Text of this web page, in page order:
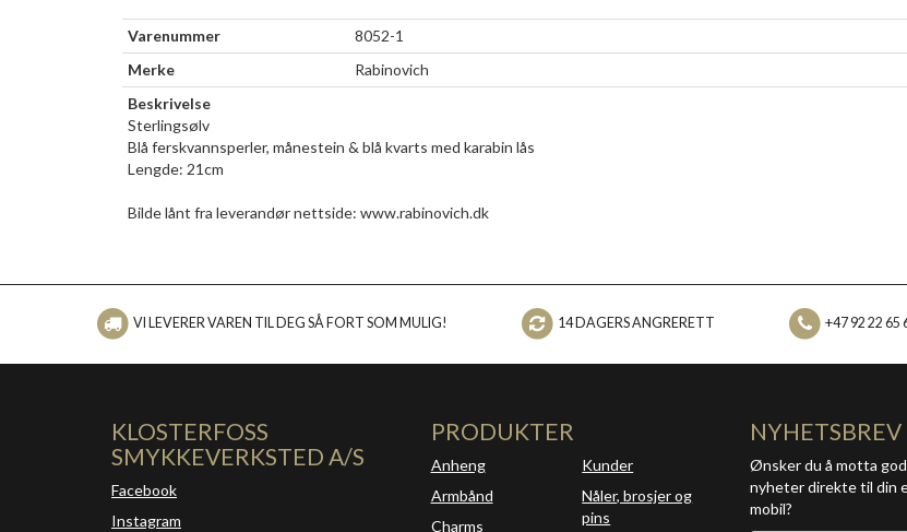
Varenummer
8052-1
Merke
Rabinovich
Beskrivelse
Sterlingsølv
Blå ferskvannsperler, månestein & blå kvarts med karabin lås
Lengde: 21cm
Bilde lånt fra leverandør nettside: www.rabinovich.dk
VI LEVERER VAREN TIL DEG SÅ FORT SOM MULIG! 14 DAGERS ANGRERETT +47 92 22 65
KLOSTERFOSS
SMYKKEVERKSTED A/S
Facebook
Instagram
PRODUKTER
Anheng
Armbånd
Charms
Kunder
Nåler, brosjer og
pins
NYHETSBREV
Ønsker du å motta
nyheter direkte til din
mobil?